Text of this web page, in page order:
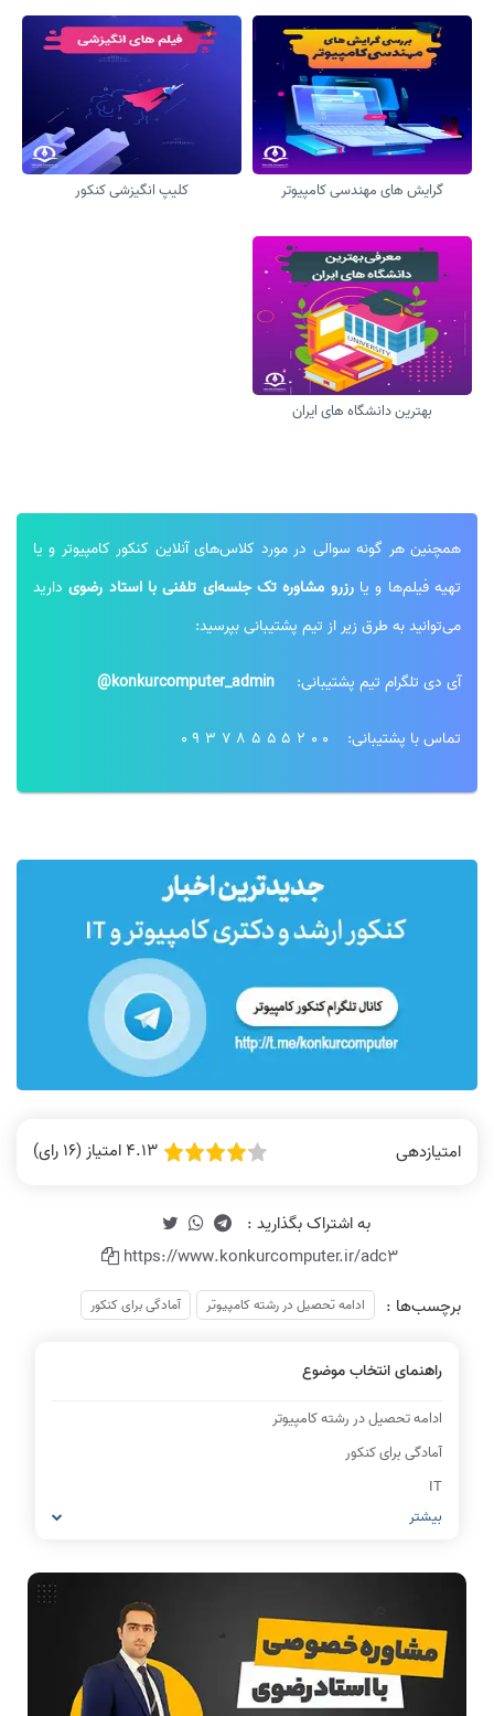
گرایش های مهندسی کامپیوتر کلیپ انگیزشی کنکور
بهترین دانشگاه های ایران
همچنین هر گونه سوالی در مورد کلاس‌های آنلاین کنکور کامپیوتر و یا
تهیه فیلم‌ها و یارزرو مشاوره تک جلسه‌ای تلفنی با استاد رضویدارید
می‌توانید به طرق زیر از تیم پشتیبانی بپرسید:
آی دی تلگرام تیم پشتیبانی: konkurcomputer_admin@
تماس با پشتیبانی: 09378555200
امتیازدهی 4.13 امتیاز (16 رای)
https://www.konkurcomputer.ir/adc3
برچسب‌ها :
ادامه تحصیل در رشته کامپیوتر آمادگی برای کنکور
راهنمای انتخاب موضوع
ادامه تحصیل در رشته کامپیوتر
آمادگی برای کنکور
IT
شبکه های کامپیوتری
ریاضیات گسسته
مدار منطقی
ساختمان داده
بیشتر